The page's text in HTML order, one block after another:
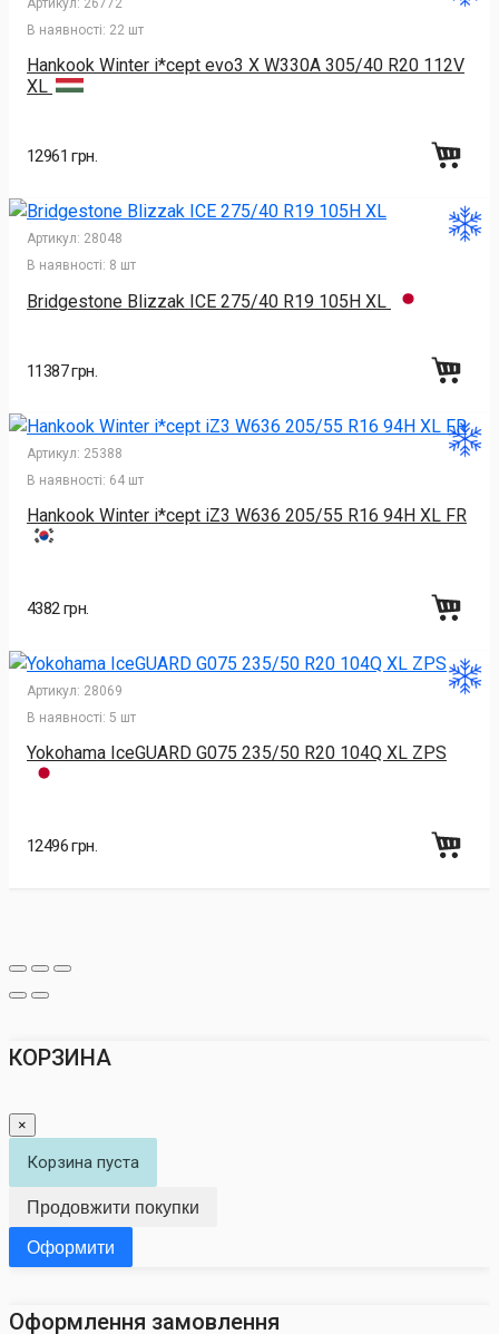
В наявності: 22 шт
Hankook Winter i*cept evo3 X W330A 305/40 R20 112V
XL
12961 грн.
Артикул: 28048
В наявності: 8 шт
Bridgestone Blizzak ICE 275/40 R19 105H XL
11387 грн.
Артикул: 25388
В наявності: 64 шт
Hankook Winter i*cept iZ3 W636 205/55 R16 94H XL FR
4382 грн.
Артикул: 28069
В наявності: 5 шт
Yokohama IceGUARD G075 235/50 R20 104Q XL ZPS
12496 грн.
КОРЗИНА
×
Корзина пуста
Продовжити покупки
Оформити
Оформлення замовлення